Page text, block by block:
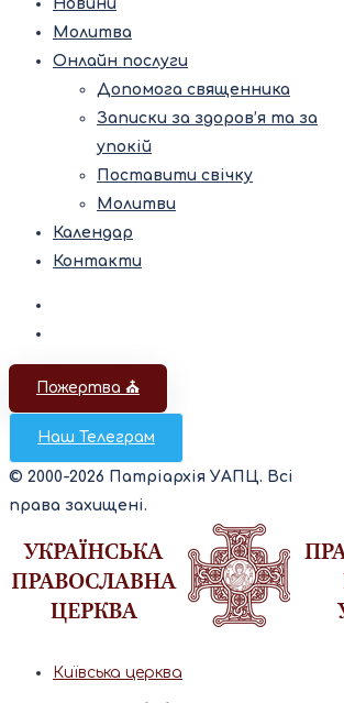
Новини
Молитва
Онлайн послуги
Допомога священника
Записки за здоров’я та за
упокій
Поставити свічку
Молитви
Календар
Контакти
Пожертва ⛪️
Наш Телеграм
© 2000-2026 Патріархія УАПЦ. Всі
права захищені.
Київська церква